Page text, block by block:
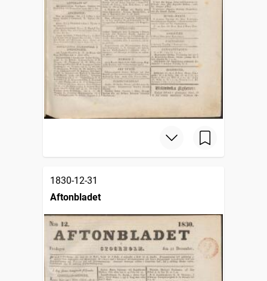
1830-12-31
Aftonbladet